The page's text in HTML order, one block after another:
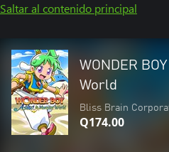
Saltar al contenido principal
WONDER
World
Bliss Brain
Q174.00